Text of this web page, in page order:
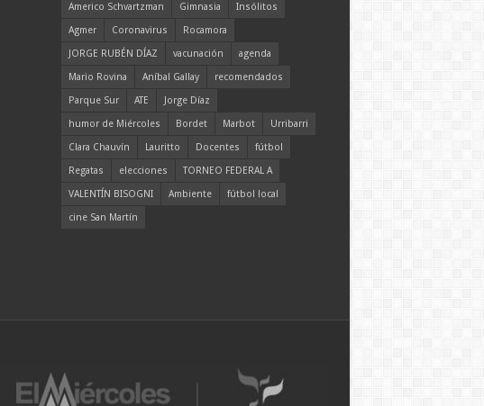
Americo Schvartzman Gimnasia
Insólitos
Agmer
Coronavirus
Rocamora
JORGE RUBÉN DÍAZ
vacunación
agenda
Mario Rovina
Aníbal Gallay
recomendados
Parque Sur
ATE
Jorge Díaz
humor de Miércoles
Bordet Marbot
Urribarri
Clara Chauvín
Lauritto Docentes
fútbol
Regatas
elecciones
TORNEO FEDERAL A
VALENTÍN BISOGNI
Ambiente
fútbol local
cine San Martín